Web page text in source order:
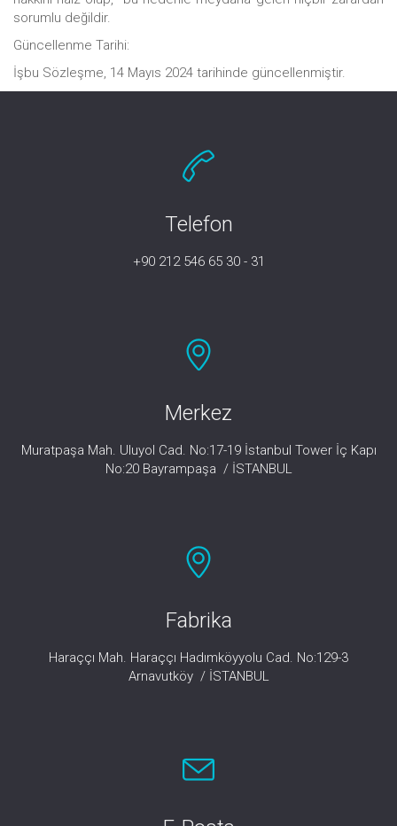
sorumlu değildir.
Güncellenme Tarihi:
İşbu Sözleşme, 14 Mayıs 2024 tarihinde güncellenmiştir.
Telefon
+90 212 546 65 30 - 31
Merkez
Muratpaşa Mah. Uluyol Cad. No:17-19 İstanbul Tower İç Kapı
No:20 Bayrampaşa / İSTANBUL
Fabrika
Haraççı Mah. Haraççı Hadımköyyolu Cad. No:129-3
Arnavutköy / İSTANBUL